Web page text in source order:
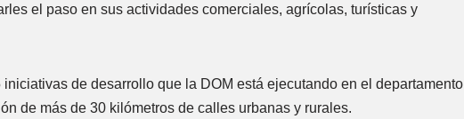
el paso en sus actividades comerciales, agrícolas, turísticas y
de desarrollo que la DOM está ejecutando en el departamento
de más de 30 kilómetros de calles urbanas y rurales.